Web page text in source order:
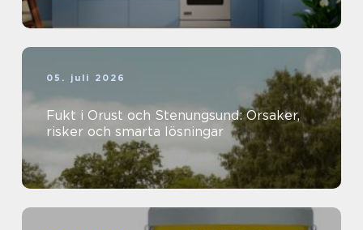
05. juli 2026
Fukt i Orust och Stenungsund: Orsaker,
risker och smarta lösningar